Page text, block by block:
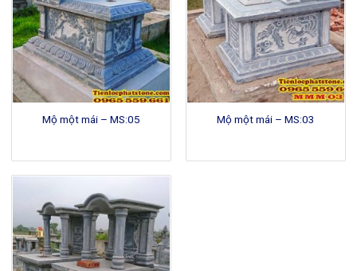
Mộ một mái – MS:05 Mộ một mái – MS:03